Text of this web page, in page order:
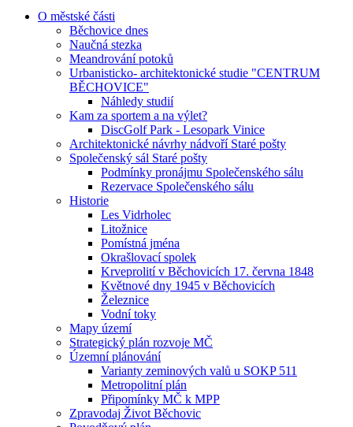
O městské části
Běchovice dnes
Naučná stezka
Meandrování potoků
Urbanisticko- architektonické studie "CENTRUM
BĚCHOVICE"
Náhledy studií
Kam za sportem a na výlet?
DiscGolf Park - Lesopark Vinice
Architektonické návrhy nádvoří Staré pošty
Společenský sál Staré pošty
Podmínky pronájmu Společenského sálu
Rezervace Společenského sálu
Historie
Les Vidrholec
Litožnice
Pomístná jména
Okrašlovací spolek
Krveprolití v Běchovicích 17. června 1848
Květnové dny 1945 v Běchovicích
Železnice
Vodní toky
Mapy území
Strategický plán rozvoje MČ
Územní plánování
Varianty zeminových valů u SOKP 511
Metropolitní plán
Připomínky MČ k MPP
Zpravodaj Život Běchovic